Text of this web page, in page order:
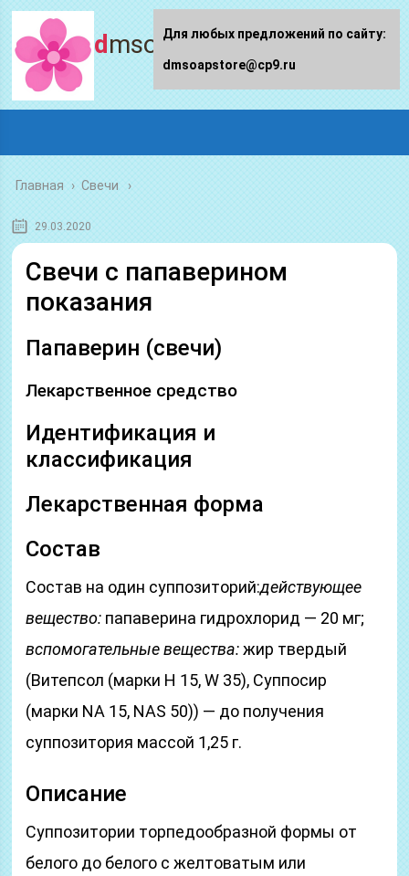
dmsoapstore.ru
Главная › Свечи
29.03.2020
Свечи с папаверином
показания
Папаверин (свечи)
Лекарственное средство
Идентификация и
классификация
Лекарственная форма
Состав
Состав на один суппозиторий:действующее
вещество: папаверина гидрохлорид — 20 мг;
вспомогательные вещества:жир твердый
(Витепсол (марки H 15, W 35), Суппосир
(марки NA 15, NAS 50)) — до получения
суппозитория массой 1,25 г.
Описание
Суппозитории торпедообразной формы от
белого до белого с желтоватым или
Для любых предложений по сайту:
dmsoapstore@cp9.ru